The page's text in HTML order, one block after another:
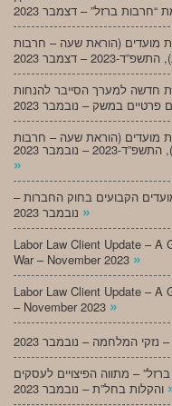
מועדים (הוראת שעה – חרבות
חדשה למערך הסייבר להנחות
מועדים (הוראת שעה – חרבות
נובמבר 2023
»
הקבועים בחוק החברות –
»
Labor Law Client Update – A
War – November 2023 »
Labor Law Client Update – A
– November 2023 »
– מתווה הפיצויים לעסקים